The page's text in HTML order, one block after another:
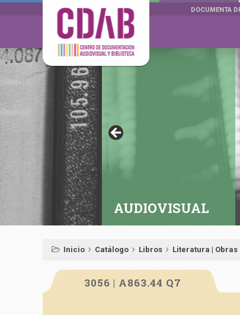
DOCUMENTA
AUDIOVISUAL
Inicio Catálogo Libros Literatura | Obras
3056 | A863.44 Q7